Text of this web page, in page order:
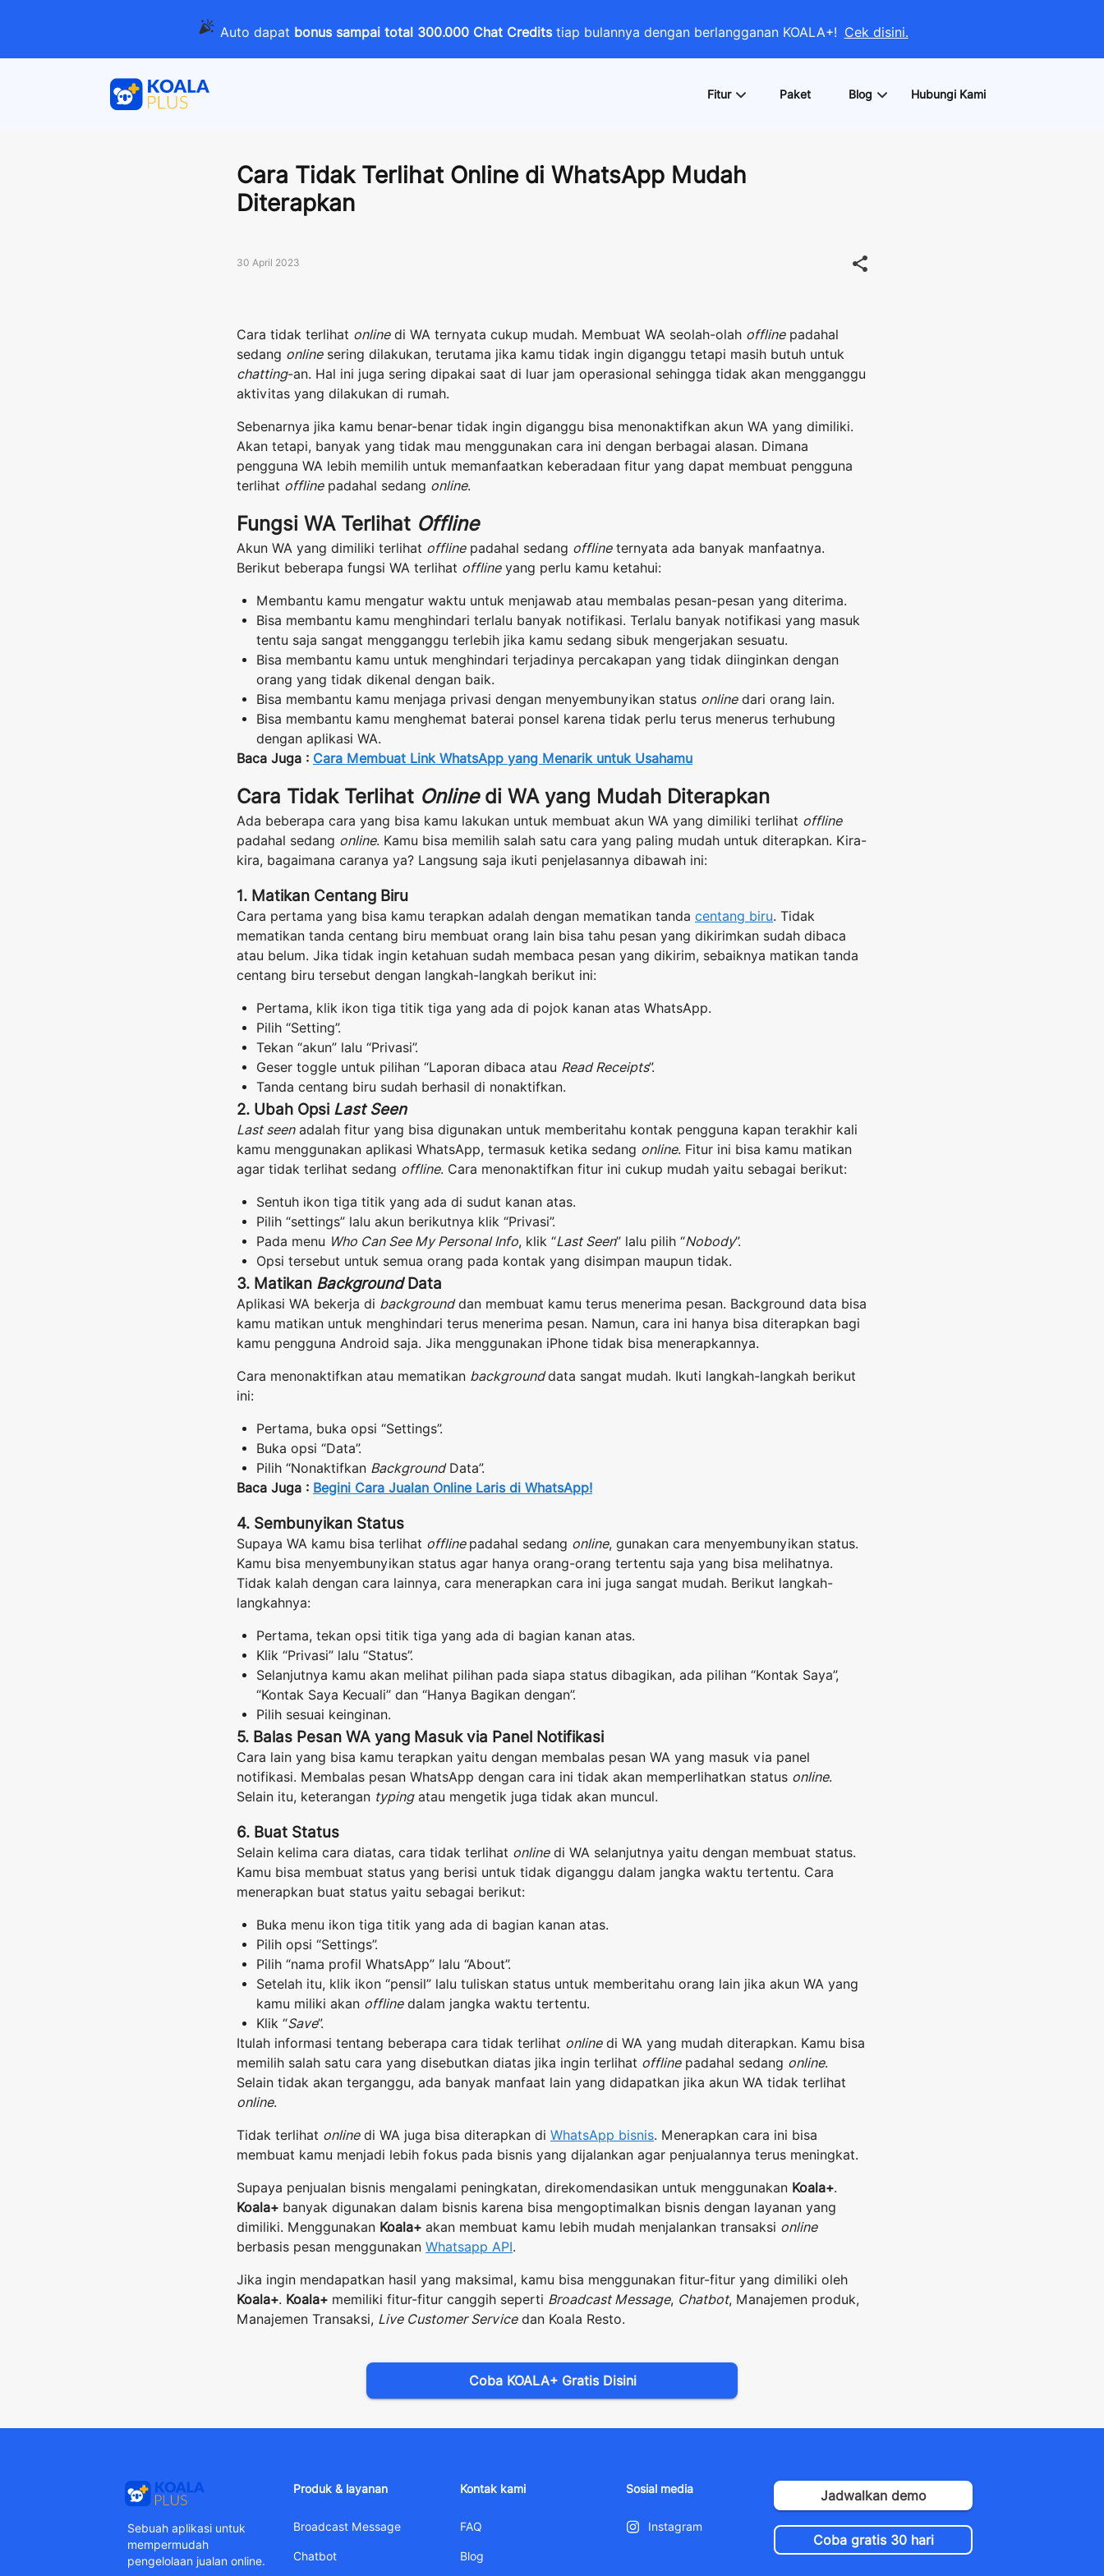
Auto dapat bonus sampai total 300.000 Chat Credits tiap bulannya dengan berlangganan KOALA+! Cek disini.
Fitur Paket Blog Hubungi Kami
Cara Tidak Terlihat Online di WhatsApp Mudah
Diterapkan
30 April 2023
Cara tidak terlihat onlinedi WA ternyata cukup mudah. Membuat WA seolah-olah offlinepadahal
sedang onlinesering dilakukan, terutama jika kamu tidak ingin diganggu tetapi masih butuh untuk
chatting-an. Hal ini juga sering dipakai saat di luar jam operasional sehingga tidak akan mengganggu
aktivitas yang dilakukan di rumah.
Sebenarnya jika kamu benar-benar tidak ingin diganggu bisa menonaktifkan akun WA yang dimiliki.
Akan tetapi, banyak yang tidak mau menggunakan cara ini dengan berbagai alasan. Dimana
pengguna WA lebih memilih untuk memanfaatkan keberadaan fitur yang dapat membuat pengguna
terlihat offlinepadahal sedang online.
Fungsi WA Terlihat Offline
Akun WA yang dimiliki terlihat offlinepadahal sedang offlineternyata ada banyak manfaatnya.
Berikut beberapa fungsi WA terlihat offlineyang perlu kamu ketahui:
Membantu kamu mengatur waktu untuk menjawab atau membalas pesan-pesan yang diterima.
Bisa membantu kamu menghindari terlalu banyak notifikasi. Terlalu banyak notifikasi yang masuk
tentu saja sangat mengganggu terlebih jika kamu sedang sibuk mengerjakan sesuatu.
Bisa membantu kamu untuk menghindari terjadinya percakapan yang tidak diinginkan dengan
orang yang tidak dikenal dengan baik.
Bisa membantu kamu menjaga privasi dengan menyembunyikan status onlinedari orang lain.
Bisa membantu kamu menghemat baterai ponsel karena tidak perlu terus menerus terhubung
dengan aplikasi WA.
Baca Juga : Cara Membuat Link WhatsApp yang Menarik untuk Usahamu
Cara Tidak Terlihat Onlinedi WA yang Mudah Diterapkan
Ada beberapa cara yang bisa kamu lakukan untuk membuat akun WA yang dimiliki terlihat offline
padahal sedang online. Kamu bisa memilih salah satu cara yang paling mudah untuk diterapkan. Kira-
kira, bagaimana caranya ya? Langsung saja ikuti penjelasannya dibawah ini:
1. Matikan Centang Biru
Cara pertama yang bisa kamu terapkan adalah dengan mematikan tanda centang biru. Tidak
mematikan tanda centang biru membuat orang lain bisa tahu pesan yang dikirimkan sudah dibaca
atau belum. Jika tidak ingin ketahuan sudah membaca pesan yang dikirim, sebaiknya matikan tanda
centang biru tersebut dengan langkah-langkah berikut ini:
Pertama, klik ikon tiga titik tiga yang ada di pojok kanan atas WhatsApp.
Pilih “Setting”.
Tekan “akun” lalu “Privasi”.
Geser toggle untuk pilihan “Laporan dibaca atau Read Receipts”.
Tanda centang biru sudah berhasil di nonaktifkan.
2. Ubah Opsi Last Seen
Last seenadalah fitur yang bisa digunakan untuk memberitahu kontak pengguna kapan terakhir kali
kamu menggunakan aplikasi WhatsApp, termasuk ketika sedang online. Fitur ini bisa kamu matikan
agar tidak terlihat sedang offline. Cara menonaktifkan fitur ini cukup mudah yaitu sebagai berikut:
Sentuh ikon tiga titik yang ada di sudut kanan atas.
Pilih “settings” lalu akun berikutnya klik “Privasi”.
Pada menu Who Can See My Personal Info, klik “Last Seen” lalu pilih “Nobody”.
Opsi tersebut untuk semua orang pada kontak yang disimpan maupun tidak.
3. Matikan BackgroundData
Aplikasi WA bekerja di backgrounddan membuat kamu terus menerima pesan. Background data bisa
kamu matikan untuk menghindari terus menerima pesan. Namun, cara ini hanya bisa diterapkan bagi
kamu pengguna Android saja. Jika menggunakan iPhone tidak bisa menerapkannya.
Cara menonaktifkan atau mematikan backgrounddata sangat mudah. Ikuti langkah-langkah berikut
ini:
Pertama, buka opsi “Settings”.
Buka opsi “Data”.
Pilih “Nonaktifkan BackgroundData”.
Baca Juga : Begini Cara Jualan Online Laris di WhatsApp!
4. Sembunyikan Status
Supaya WA kamu bisa terlihat offline padahal sedang online, gunakan cara menyembunyikan status.
Kamu bisa menyembunyikan status agar hanya orang-orang tertentu saja yang bisa melihatnya.
Tidak kalah dengan cara lainnya, cara menerapkan cara ini juga sangat mudah. Berikut langkah-
langkahnya:
Pertama, tekan opsi titik tiga yang ada di bagian kanan atas.
Klik “Privasi” lalu “Status”.
Selanjutnya kamu akan melihat pilihan pada siapa status dibagikan, ada pilihan “Kontak Saya”,
“Kontak Saya Kecuali” dan “Hanya Bagikan dengan”.
Pilih sesuai keinginan.
5. Balas Pesan WA yang Masuk via Panel Notifikasi
Cara lain yang bisa kamu terapkan yaitu dengan membalas pesan WA yang masuk via panel
notifikasi. Membalas pesan WhatsApp dengan cara ini tidak akan memperlihatkan status online.
Selain itu, keterangan typingatau mengetik juga tidak akan muncul.
6. Buat Status
Selain kelima cara diatas, cara tidak terlihat onlinedi WA selanjutnya yaitu dengan membuat status.
Kamu bisa membuat status yang berisi untuk tidak diganggu dalam jangka waktu tertentu. Cara
menerapkan buat status yaitu sebagai berikut:
Buka menu ikon tiga titik yang ada di bagian kanan atas.
Pilih opsi “Settings”.
Pilih “nama profil WhatsApp” lalu “About”.
Setelah itu, klik ikon “pensil” lalu tuliskan status untuk memberitahu orang lain jika akun WA yang
kamu miliki akan offlinedalam jangka waktu tertentu.
Klik “Save”.
Itulah informasi tentang beberapa cara tidak terlihat onlinedi WA yang mudah diterapkan. Kamu bisa
memilih salah satu cara yang disebutkan diatas jika ingin terlihat offlinepadahal sedang online.
Selain tidak akan terganggu, ada banyak manfaat lain yang didapatkan jika akun WA tidak terlihat
online.
Tidak terlihat onlinedi WA juga bisa diterapkan di WhatsApp bisnis. Menerapkan cara ini bisa
membuat kamu menjadi lebih fokus pada bisnis yang dijalankan agar penjualannya terus meningkat.
Supaya penjualan bisnis mengalami peningkatan, direkomendasikan untuk menggunakan Koala+.
Koala+ banyak digunakan dalam bisnis karena bisa mengoptimalkan bisnis dengan layanan yang
dimiliki. Menggunakan Koala+ akan membuat kamu lebih mudah menjalankan transaksi online
berbasis pesan menggunakan Whatsapp API.
Jika ingin mendapatkan hasil yang maksimal, kamu bisa menggunakan fitur-fitur yang dimiliki oleh
Koala+. Koala+ memiliki fitur-fitur canggih seperti Broadcast Message, Chatbot, Manajemen produk,
Manajemen Transaksi, Live Customer Servicedan Koala Resto.
Coba KOALA+ Gratis Disini
Sebuah aplikasi untuk
mempermudah
pengelolaan jualan online.
Produk & layanan
Broadcast Message
Chatbot
Kontak kami
FAQ
Blog
Sosial media
Instagram
Jadwalkan demo
Coba gratis 30 hari